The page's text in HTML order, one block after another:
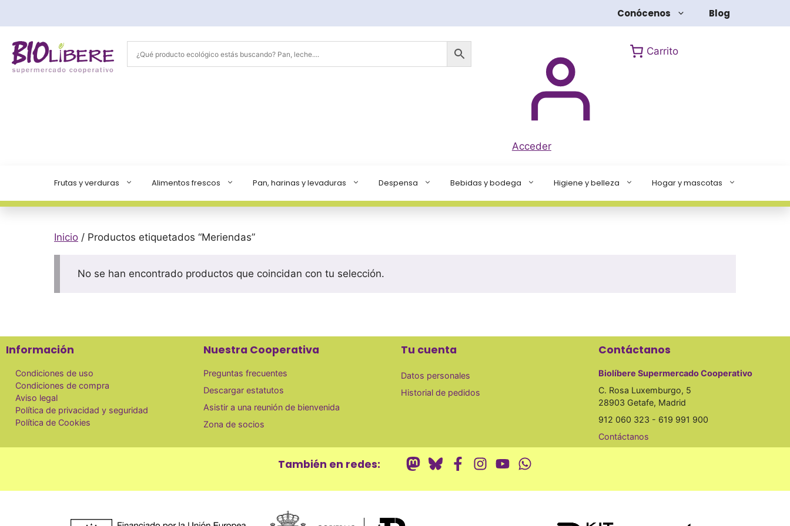
Conócenos Blog
Acceder
Carrito
Frutas y verduras Alimentos frescos Pan, harinas y levaduras Despensa Bebidas y bodega Higiene y belleza Hogar y mascotas
Inicio / Productos etiquetados “Meriendas”
No se han encontrado productos que coincidan con tu selección.
Información
Condiciones de uso
Condiciones de compra
Aviso legal
Política de privacidad y seguridad
Política de Cookies
Nuestra Cooperativa
Preguntas frecuentes
Descargar estatutos
Asistir a una reunión de bienvenida
Zona de socios
Tu cuenta
Datos personales
Historial de pedidos
Contáctanos
Biolíbere Supermercado Cooperativo
C. Rosa Luxemburgo, 5
28903 Getafe, Madrid
912 060 323 - 619 991 900
Contáctanos
También en redes: